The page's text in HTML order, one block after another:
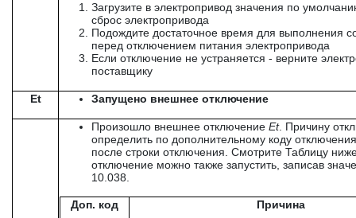
Загрузите в электропривод значения по
сброс электропривода
Подождите достаточное время для выполнения
перед отключением питания электропривода
Если отключение не устраняется - верните
поставщику
Et Запущено внешнее отключение
Произошло внешнее отключение Et. Причину
определить по дополнительному коду
после строки отключения. Смотрите Таблицу
отключение можно также запустить, записав
10.038.
Доп. код Причина